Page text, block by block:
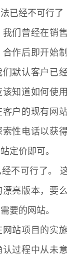
已经不可行了
们曾经在销
作后即开始
默认客户已
知道如何使
户的现有网
性电话以获
定价即可。
不可行了。
亮版本，要
要的网站。
站项目的实
过程中从未